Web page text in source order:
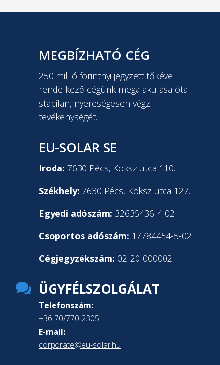
MEGBÍZHATÓ CÉG
250 millió forintnyi jegyzett tőkével
rendelkező cégünk megalakulása óta
stabilan, nyereségesen végzi
tevékenységét.
EU-SOLAR SE
Iroda: 7630 Pécs, Koksz utca 110.
Székhely: 7630 Pécs, Koksz utca 127.
Egyedi adószám: 32635436-4-02
Csoportos adószám: 17784454-5-02
Cégjegyzékszám: 02-20-000002
 ÜGYFÉLSZOLGÁLAT
Telefonszám:
+36-70/770-2305
E-mail:
corporate@eu-solar.hu